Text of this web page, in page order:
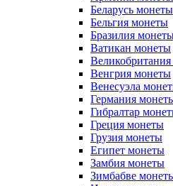
Беларусь монеты
Бельгия монеты
Бразилия
Ватикан монеты
Венгрия монеты
Венесуэла
Германия
Гибралтар
Греция монеты
Грузия монеты
Египет монеты
Замбия монеты
Зимбабве